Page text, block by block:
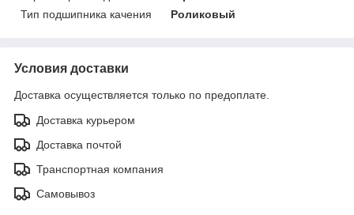
Тип подшипника качения
Роликовый
Условия доставки
Доставка осуществляется только по предоплате.
Доставка курьером
Доставка почтой
Транспортная компания
Самовывоз